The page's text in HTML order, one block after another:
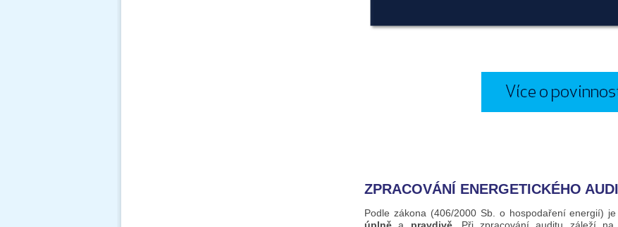
ZPRACOVÁNÍ ENERGETICKÉHO
Podle zákona (406/2000 Sb. o hospodaření energií)